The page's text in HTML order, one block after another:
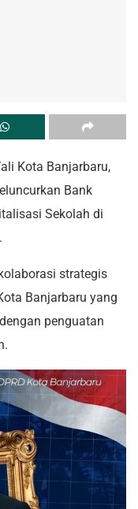
Kota Banjarbaru,
Bank
Sekolah di
strategis
Banjarbaru yang
penguatan